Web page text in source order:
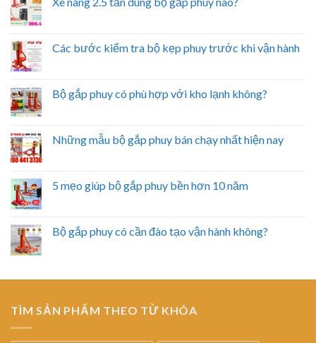
Các bước kiểm tra bộ kẹp phuy trước khi vận hành
Bộ gắp phuy có phù hợp với kho lạnh không?
Những mẫu bộ gắp phuy bán chạy nhất hiện nay
5 mẹo giúp bộ gắp phuy bền hơn 10 năm
Bộ gắp phuy có cần đào tạo vận hành không?
TÌM SẢN PHẨM THEO TỪ KHÓA